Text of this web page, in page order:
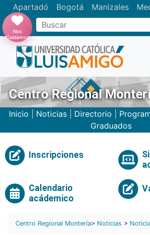
Apartadó Bogotá Manizales
Nos
Cuidamos
Centro Regional
Inicio Noticias| Directorio
Graduados
Inscripciones
Calendario
acádemico
Centro Regional Montería> Noticias >